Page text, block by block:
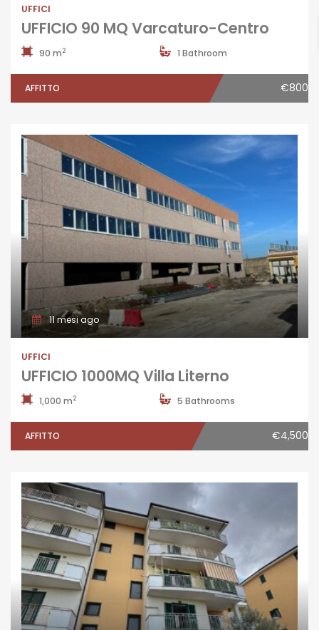
UFFICI
UFFICIO 90 MQ Varcaturo-Centro
90 m2 1 Bathroom
AFFITTO €800
11 mesi ago
UFFICI
UFFICIO 1000MQ Villa Literno
1,000 m2 5 Bathrooms
AFFITTO €4,500